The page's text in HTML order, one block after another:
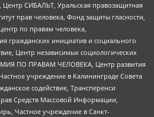
СИБАЛЬТ, Уральская правозащитная
прав человека, Фонд защиты гласности,
по правам человека,
гражданских инициатив и социального
Центр независимых социологических
ПО ПРАВАМ ЧЕЛОВЕКА, Центр развития
учреждение в Калининграде Совета
содействие, Трансперенси
Средств Массовой Информации,
Частное учреждение в Санкт-